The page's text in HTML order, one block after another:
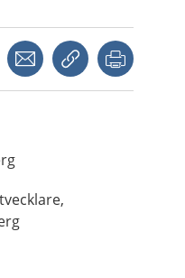
Dela via mejlKopiera länk